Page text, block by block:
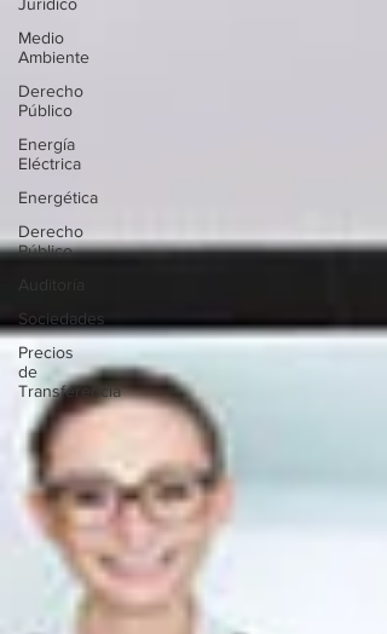
Medio
Ambiente
Derecho
Público
Energía
Eléctrica
Energética
Derecho
Público
Auditoría
Sociedades
Precios
de
Transferencia